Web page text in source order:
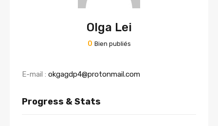
Olga Lei
0 Bien publiés
E-mail : okgagdp4@protonmail.com
Progress & Stats